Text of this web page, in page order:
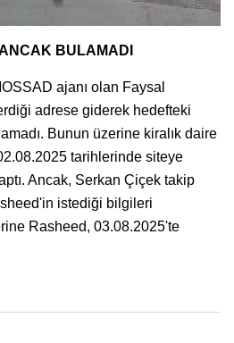
BULAMADI
ajanı olan Faysal
adrese giderek hedefteki
Bunun üzerine kiralık daire
tarihlerinde siteye
Ancak, Serkan Çiçek takip
istediği bilgileri
Rasheed, 03.08.2025'te